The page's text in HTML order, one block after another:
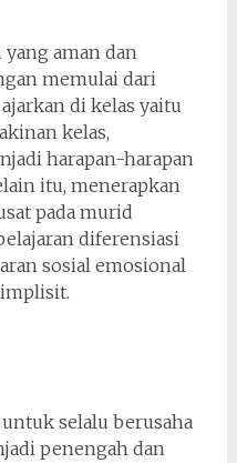
aman dan
memulai dari
di kelas yaitu
kelas,
harapan-harapan
itu, menerapkan
pada murid
diferensiasi
sosial emosional
selalu berusaha
penengah dan